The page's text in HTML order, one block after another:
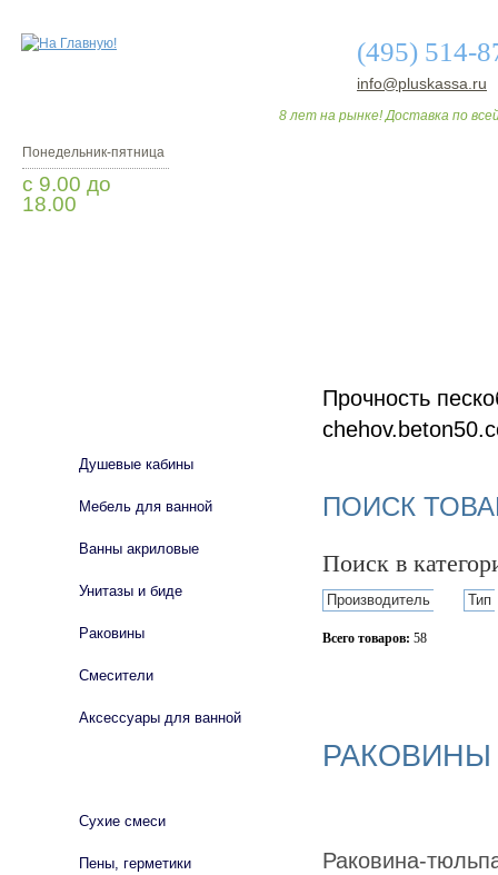
(495) 514-
info@pluskassa.ru
8 лет на рынке! Доставка по
Понедельник-пятница
с 9.00 до
18.00
Прочность
ПОИСК
Поиск в
Производитель Тип
Всего товаров: 58
Раковина-
Душевые кабины
Мебель для ванной
Ванны акриловые
Унитазы и биде
Раковины
Смесители
Аксессуары для ванной
Сухие смеси
Пены, герметики